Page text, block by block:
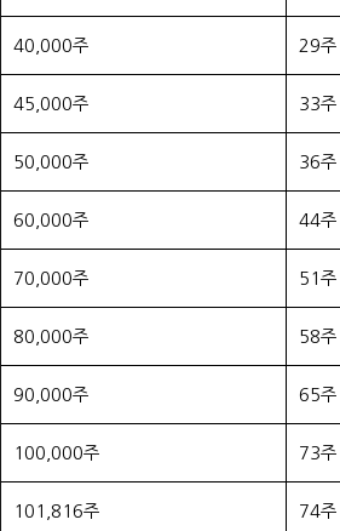
40,000주 29주
45,000주 33주
50,000주 36주
60,000주 44주
70,000주 51주
80,000주 58주
90,000주 65주
100,000주 73주
101,816주 74주